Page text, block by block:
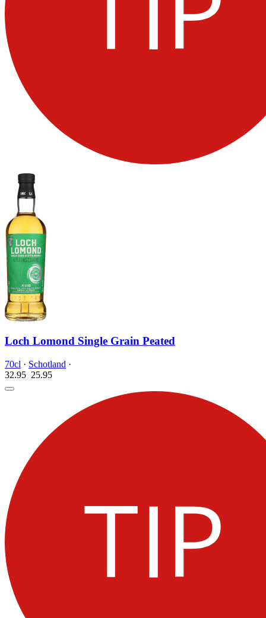
Loch Lomond Single Grain Peated
70cl · Schotland ·
32.95 25.95